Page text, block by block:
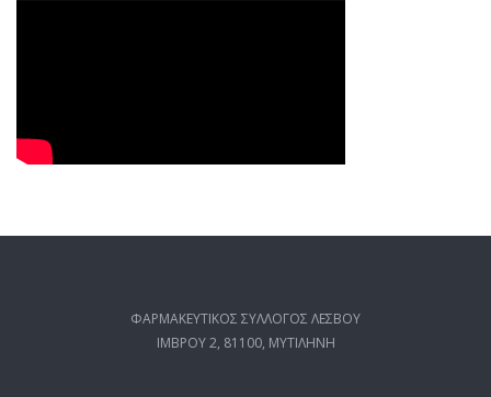
ΦΑΡΜΑΚΕΥΤΙΚΟΣ ΣΥΛΛΟΓΟΣ ΛΕΣΒΟΥ
ΙΜΒΡΟΥ 2, 81100, ΜΥΤΙΛΗΝΗ